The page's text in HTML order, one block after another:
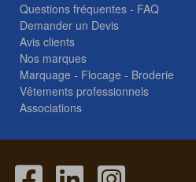
Questions fréquentes - FAQ
Demander un Devis
Avis clients
Nos marques
Marquage - Flocage - Broderie
Vêtements professionnels
Associations